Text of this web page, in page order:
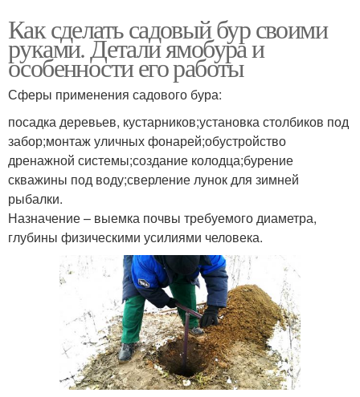
Как сделать садовый бур своими
руками. Детали ямобура и
особенности его работы
Сферы применения садового бура:
посадка деревьев, кустарников;установка столбиков под
забор;монтаж уличных фонарей;обустройство
дренажной системы;создание колодца;бурение
скважины под воду;сверление лунок для зимней
рыбалки.
Назначение – выемка почвы требуемого диаметра,
глубины физическими усилиями человека.